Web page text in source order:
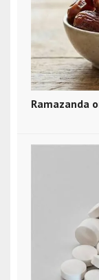
Ramazanda